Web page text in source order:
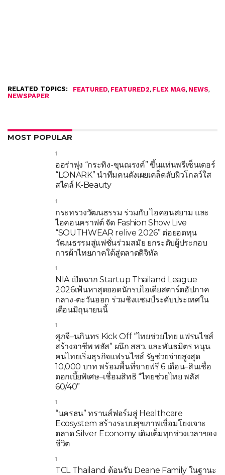
RELATED TOPICS: FEATURED, FEATURED2, FLEX MAG, NEWS,
NEWSPAPER
MOST POPULAR
1
ออร่าพุ่ง “กระทิง-ขุนณรงค์” ขึ้นแท่นพรีเซ็นเตอร์
“LONARK” นำทีมคนดังเผยเคล็ดลับผิวโกลว์ใส
สไตล์ K-Beauty
1
กระทรวงวัฒนธรรม ร่วมกับ ไอคอนสยาม และ
ไอคอนคราฟต์ จัด Fashion Show Live
“SOUTHWEAR relive 2026” ต่อยอดทุน
วัฒนธรรมสู่แฟชั่นร่วมสมัย ยกระดับผู้ประกอบ
การผ้าไทยภาคใต้สู่ตลาดดิจิทัล
1
NIA เปิดฉาก Startup Thailand League
2026เฟ้นหาสุดยอดนักรบไอเดียสตาร์ตอัปภาค
กลาง-ตะวันออก ร่วมชิงแชมป์ระดับประเทศใน
เดือนมิถุนายนนี้
1
ศุภจี–นภินทร Kick Off “ไทยช่วยไทย แฟรนไชส์
สร้างอาชีพ พลัส” ผนึก สสว. และพันธมิตร หนุน
คนไทยเริ่มธุรกิจแฟรนไชส์ รัฐช่วยจ่ายสูงสุด
10,000 บาท พร้อมพื้นที่ขายฟรี 6 เดือน–สินเชื่อ
ดอกเบี้ยพิเศษ–เชื่อมสิทธิ “ไทยช่วยไทย พลัส
60/40”
1
“นครธน” ทรานส์ฟอร์มสู่ Healthcare
Ecosystem สร้างระบบสุขภาพเชื่อมโยงเจาะ
ตลาด Silver Economy เติมเต็มทุกช่วงเวลาของ
ชีวิต
1
TCL Thailand ต้อนรับ Deane Family ในฐานะ